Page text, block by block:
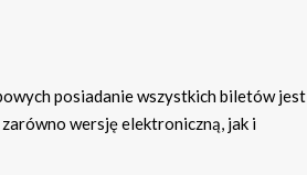
posiadanie wszystkich biletów jest
wersję elektroniczną, jak i